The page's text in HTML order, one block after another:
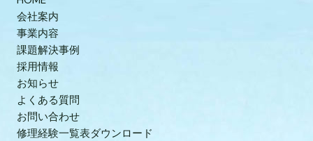
会社案内
事業内容
課題解決事例
採用情報
お知らせ
よくある質問
お問い合わせ
修理経験一覧表ダウンロード